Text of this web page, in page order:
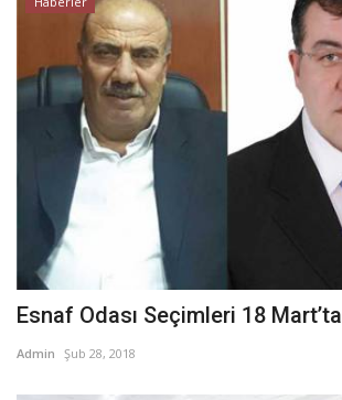
Esnaf Odası Seçimleri 18 Mart’ta
Admin Şub 28, 2018